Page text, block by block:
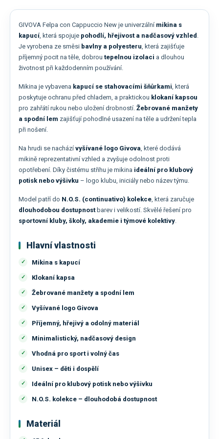
GIVOVA Felpa con Cappuccio New je univerzální mikina s
kapucí, která spojuje pohodlí, hřejivost a nadčasový vzhled .
Je vyrobena ze směsi bavlny a polyesteru, která zajišťuje
příjemný pocit na těle, dobrou tepelnou izolaci a dlouhou
životnost při každodenním používání.
Mikina je vybavena kapucí se stahovacími šňůrkami, která
poskytuje ochranu před chladem, a praktickou klokaní kapsou
pro zahřátí rukou nebo uložení drobností. Žebrované manžety
a spodní lem zajišťují pohodlné usazení na těle a udržení tepla
při nošení.
Na hrudi se nachází vyšívané logo Givova, které dodává
mikině reprezentativní vzhled a zvyšuje odolnost proti
opotřebení. Díky čistému střihu je mikina ideální pro klubový
potisk nebo výšivku – logo klubu, iniciály nebo název týmu.
Model patří do N.O.S. (continuativo) kolekce, která zaručuje
dlouhodobou dostupnostbarev i velikostí. Skvělé řešení pro
sportovní kluby, školy, akademie i týmové kolektivy.
Hlavní vlastnosti
Mikina s kapucí
Klokaní kapsa
Žebrované manžety a spodní lem
Vyšívané logo Givova
Příjemný, hřejivý a odolný materiál
Minimalistický, nadčasový design
Vhodná pro sport i volný čas
Unisex – děti i dospělí
Ideální pro klubový potisk nebo výšivku
N.O.S. kolekce – dlouhodobá dostupnost
Materiál